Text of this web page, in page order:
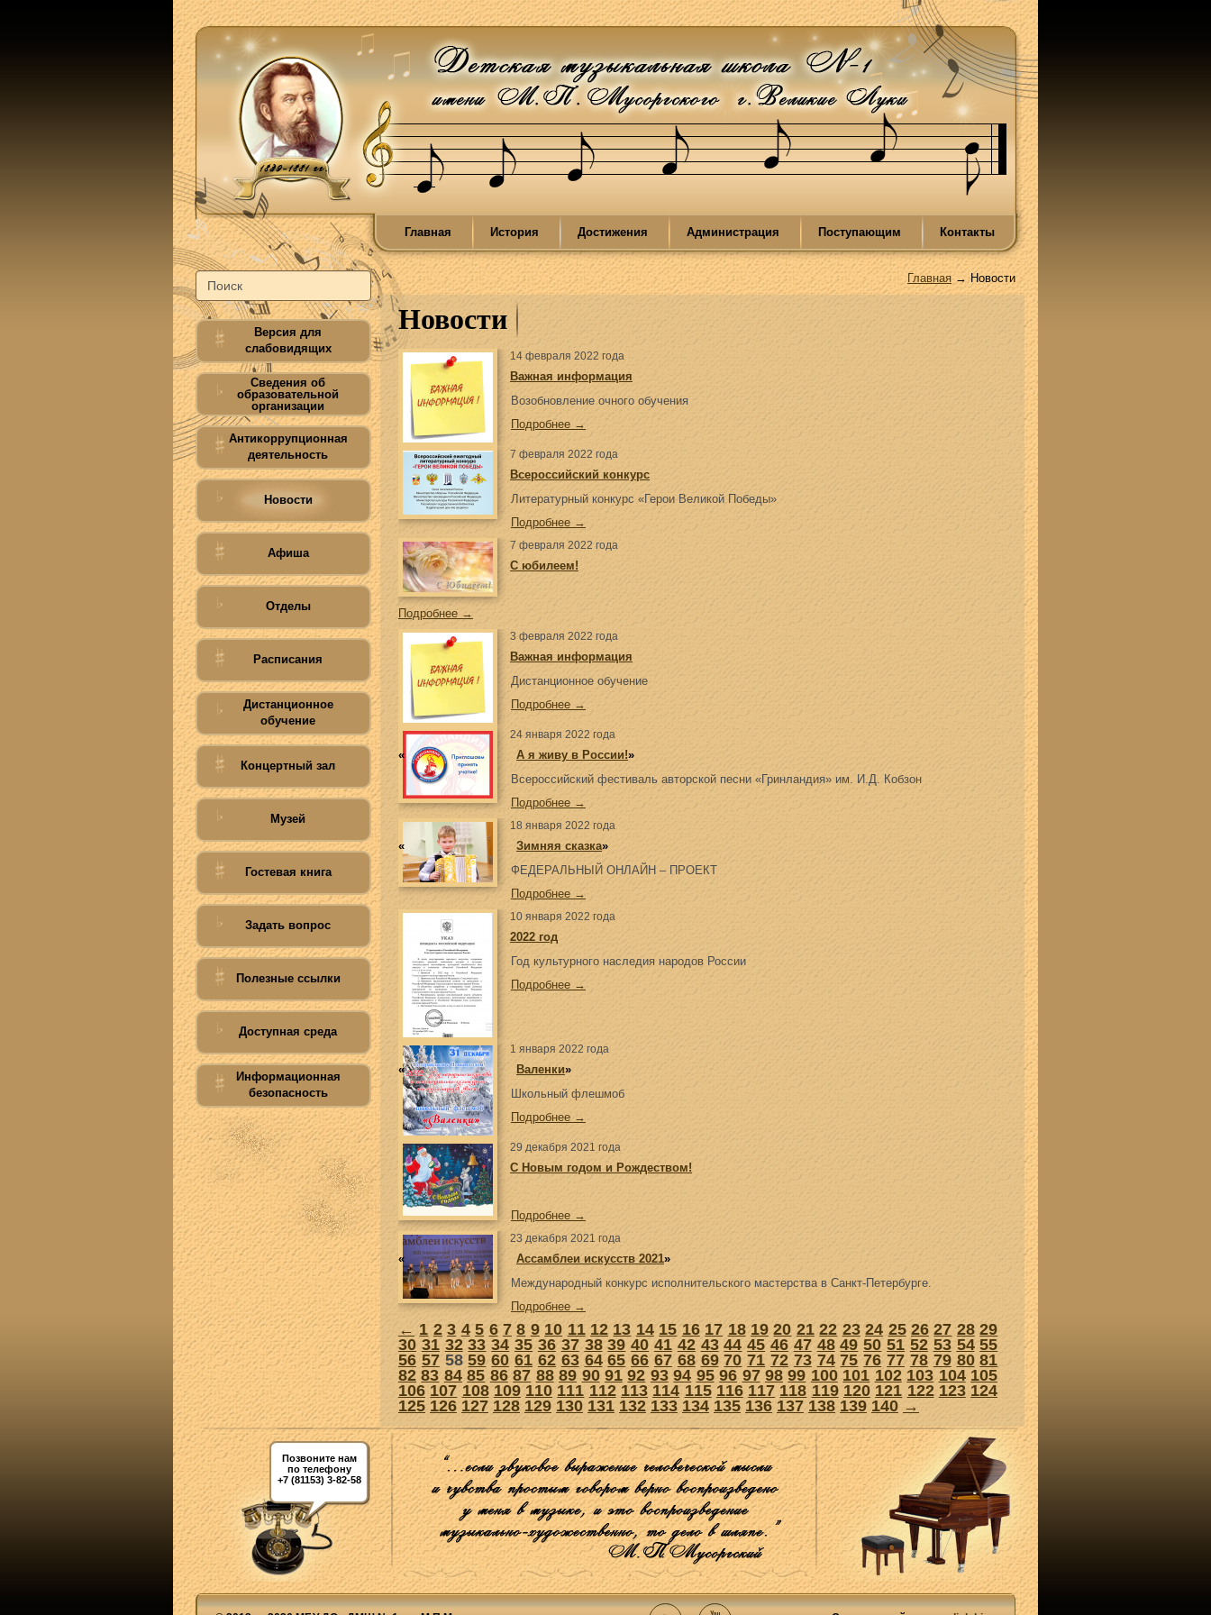
Главная История Достижения Администрация Поступающим Контакты
Версия для
слабовидящих
Сведения об
образовательной
организации
Антикоррупционная
деятельность
Новости
Афиша
Отделы
Расписания
Дистанционное
обучение
Концертный зал
Музей
Гостевая книга
Задать вопрос
Полезные ссылки
Доступная среда
Информационная
безопасность
Главная → Новости
Новости
14 февраля 2022 года
Важная информация
Возобновление очного обучения
Подробнее →
7 февраля 2022 года
Всероссийский конкурс
Литературный конкурс «Герои Великой Победы»
Подробнее →
7 февраля 2022 года
С юбилеем!
Подробнее →
3 февраля 2022 года
Важная информация
Дистанционное обучение
Подробнее →
24 января 2022 года
« А я живу в России!»
Всероссийский фестиваль авторской песни «Гринландия» им. И.Д. Кобзон
Подробнее →
18 января 2022 года
« Зимняя сказка»
ФЕДЕРАЛЬНЫЙ ОНЛАЙН – ПРОЕКТ
Подробнее →
10 января 2022 года
2022 год
Год культурного наследия народов России
Подробнее →
1 января 2022 года
« Валенки»
Школьный флешмоб
Подробнее →
29 декабря 2021 года
С Новым годом и Рождеством!
Подробнее →
23 декабря 2021 года
« Ассамблеи искусств 2021»
Международный конкурс исполнительского мастерства в Санкт-Петербурге.
Подробнее →
← 1 2 3 4 5 6 7 8 9 10 11 12 13 14 15 16 17 18 19 20 21 22 23 24 25 26 27 28 29
30 31 32 33 34 35 36 37 38 39 40 41 42 43 44 45 46 47 48 49 50 51 52 53 54 55
56 57 58 59 60 61 62 63 64 65 66 67 68 69 70 71 72 73 74 75 76 77 78 79 80 81
82 83 84 85 86 87 88 89 90 91 92 93 94 95 96 97 98 99 100 101 102 103 104 105
106 107 108 109 110 111 112 113 114 115 116 117 118 119 120 121 122 123 124
125 126 127 128 129 130 131 132 133 134 135 136 137 138 139 140 →
Позвоните нам
по телефону
+7 (81153) 3-82-58